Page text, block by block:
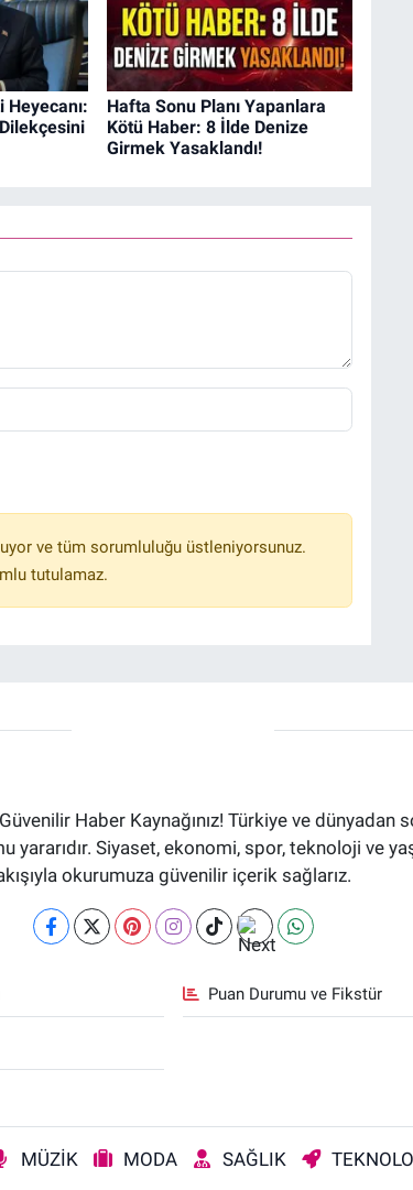
Hafta Sonu Planı Yapanlara
Kötü Haber: 8 İlde Denize
Girmek Yasaklandı!
ve tüm sorumluluğu üstleniyorsunuz.
tutulamaz.
Haber Kaynağınız! Türkiye ve dünyadan
yararıdır. Siyaset, ekonomi, spor, teknoloji ve
okurumuza güvenilir içerik sağlarız.
Puan Durumu ve Fikstür
MÜZİK MODA SAĞLIK